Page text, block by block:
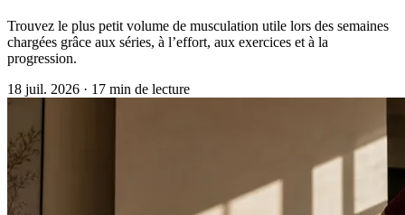
Trouvez le plus petit volume de musculation utile lors des semaines
chargées grâce aux séries, à l’effort, aux exercices et à la
progression.
18 juil. 2026 · 17 min de lecture